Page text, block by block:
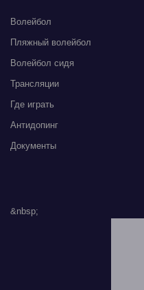
Волейбол
Пляжный волейбол
Волейбол сидя
Трансляции
Где играть
Антидопинг
Документы
&nbsp;